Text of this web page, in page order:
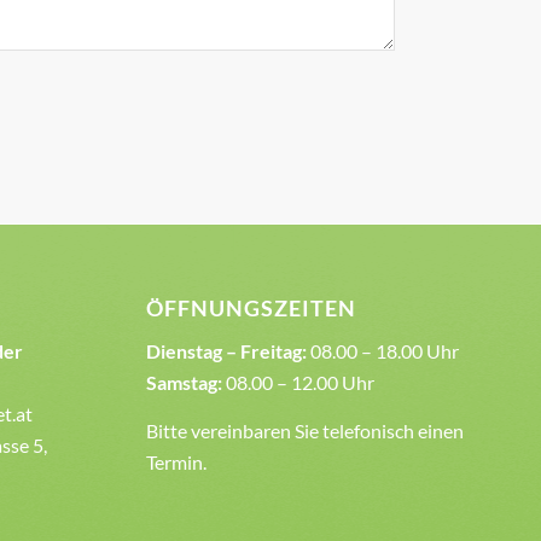
5,
ÖFFNUNGSZEITEN
Dienstag – Freitag:08.00 – 18.00 Uhr
Samstag:08.00 – 12.00 Uhr
Bitte vereinbaren Sie telefonisch einen
Termin.